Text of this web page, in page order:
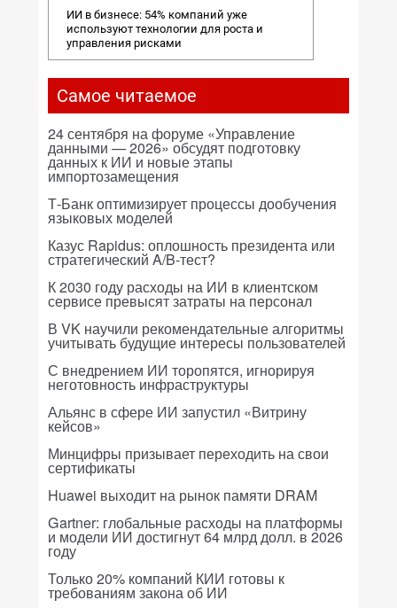
ИИ в бизнесе: 54% компаний уже
используют технологии для роста и
управления рисками
Самое читаемое
24 сентября на форуме «Управление
данными — 2026» обсудят подготовку
данных к ИИ и новые этапы
импортозамещения
Т-Банк оптимизирует процессы дообучения
языковых моделей
Казус Rapidus: оплошность президента или
стратегический A/B-тест?
К 2030 году расходы на ИИ в клиентском
сервисе превысят затраты на персонал
В VK научили рекомендательные алгоритмы
учитывать будущие интересы пользователей
С внедрением ИИ торопятся, игнорируя
неготовность инфраструктуры
Альянс в сфере ИИ запустил «Витрину
кейсов»
Минцифры призывает переходить на свои
сертификаты
Huawei выходит на рынок памяти DRAM
Gartner: глобальные расходы на платформы
и модели ИИ достигнут 64 млрд долл. в 2026
году
Только 20% компаний КИИ готовы к
требованиям закона об ИИ